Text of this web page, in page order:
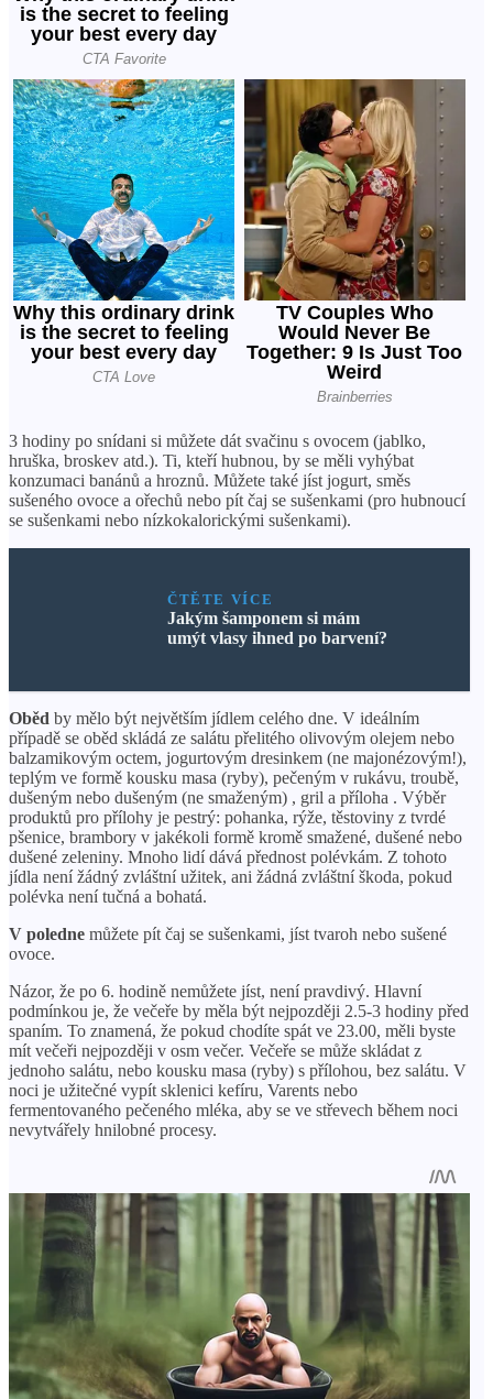
3 hodiny po snídani si můžete dát svačinu s ovocem (jablko,
hruška, broskev atd.). Ti, kteří hubnou, by se měli vyhýbat
konzumaci banánů a hroznů. Můžete také jíst jogurt, směs
sušeného ovoce a ořechů nebo pít čaj se sušenkami (pro hubnoucí
se sušenkami nebo nízkokalorickými sušenkami).
ČTĚTE VÍCE
Jakým šamponem si mám
umýt vlasy ihned po barvení?
Oběd by mělo být největším jídlem celého dne. V ideálním
případě se oběd skládá ze salátu přelitého olivovým olejem nebo
balzamikovým octem, jogurtovým dresinkem (ne majonézovým!),
teplým ve formě kousku masa (ryby), pečeným v rukávu, troubě,
dušeným nebo dušeným (ne smaženým) , gril a příloha . Výběr
produktů pro přílohy je pestrý: pohanka, rýže, těstoviny z tvrdé
pšenice, brambory v jakékoli formě kromě smažené, dušené nebo
dušené zeleniny. Mnoho lidí dává přednost polévkám. Z tohoto
jídla není žádný zvláštní užitek, ani žádná zvláštní škoda, pokud
polévka není tučná a bohatá.
V poledne můžete pít čaj se sušenkami, jíst tvaroh nebo sušené
ovoce.
Názor, že po 6. hodině nemůžete jíst, není pravdivý. Hlavní
podmínkou je, že večeře by měla být nejpozději 2.5-3 hodiny před
spaním. To znamená, že pokud chodíte spát ve 23.00, měli byste
mít večeři nejpozději v osm večer. Večeře se může skládat z
jednoho salátu, nebo kousku masa (ryby) s přílohou, bez salátu. V
noci je užitečné vypít sklenici kefíru, Varents nebo
fermentovaného pečeného mléka, aby se ve střevech během noci
nevytvářely hnilobné procesy.